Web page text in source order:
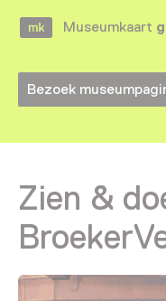
Museumkaart
Bezoek
Zien &